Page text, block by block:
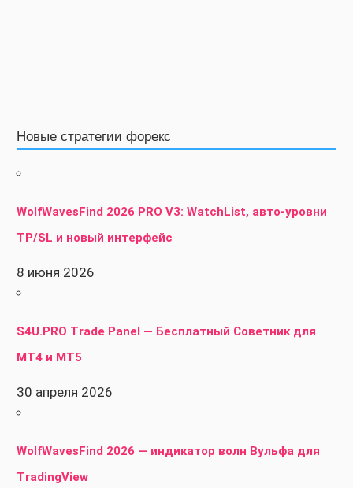
Новые стратегии форекс
WolfWavesFind 2026 PRO V3: WatchList, авто-уровни
TP/SL и новый интерфейс
8 июня 2026
S4U.PRO Trade Panel — Бесплатный Советник для
MT4 и MT5
30 апреля 2026
WolfWavesFind 2026 — индикатор волн Вульфа для
TradingView